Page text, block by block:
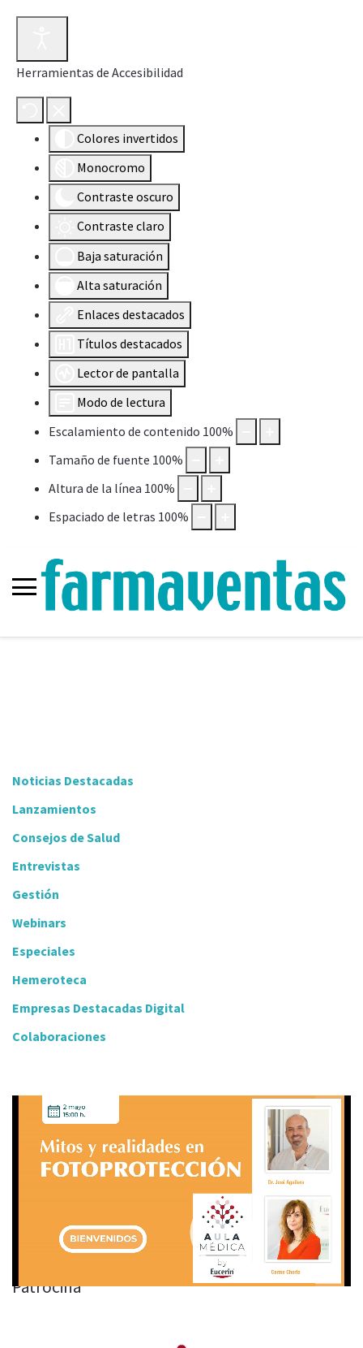
Herramientas de Accesibilidad
Colores invertidos
Monocromo
Contraste oscuro
Contraste claro
Baja saturación
Alta saturación
Enlaces destacados
Títulos destacados
Lector de pantalla
Modo de lectura
Escalamiento de contenido 100%
Tamaño de fuente 100%
Altura de la línea 100%
Espaciado de letras 100%
Noticias Destacadas
Lanzamientos
Consejos de Salud
Entrevistas
Gestión
Webinars
Especiales
Hemeroteca
Empresas Destacadas Digital
Colaboraciones
MITOS Y REALIDADES EN FOTOPROTECCIÓN CON
EUCERIN
Patrocina
Player